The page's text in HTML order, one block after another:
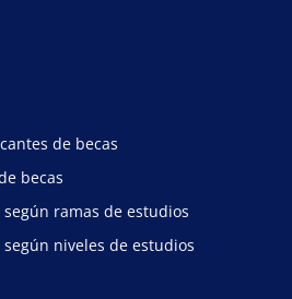
de becas
becas
ramas de estudios
niveles de estudios